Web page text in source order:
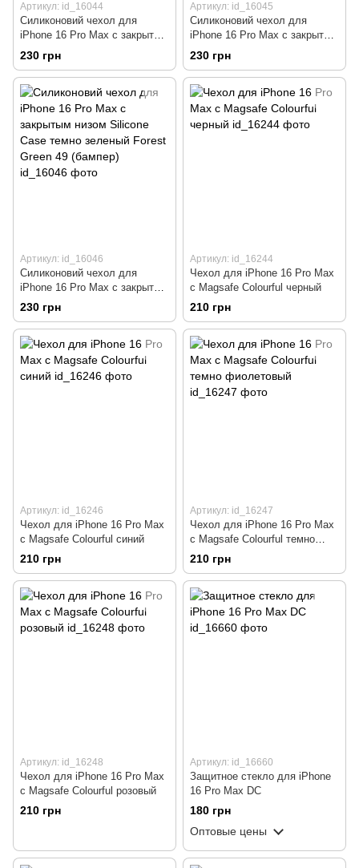
Артикул: id_16044
Силиконовий чехол для
iPhone 16 Pro Max с закрытым
низом Silicone Case
малиновый Rose Red 36
(бампер)
230 грн
Артикул: id_16045
Силиконовий чехол для
iPhone 16 Pro Max с закрытым
низом Silicone Case хаки Virid
48 (бампер)
230 грн
Артикул: id_16046
Силиконовий чехол для
iPhone 16 Pro Max с закрытым
низом Silicone Case темно
зеленый Forest Green 49
(бампер)
230 грн
Артикул: id_16244
Чехол для iPhone 16 Pro Max
с Magsafe Colourful черный
210 грн
Артикул: id_16246
Чехол для iPhone 16 Pro Max
с Magsafe Colourful синий
210 грн
Артикул: id_16247
Чехол для iPhone 16 Pro Max
с Magsafe Colourful темно
фиолетовый
210 грн
Артикул: id_16248
Чехол для iPhone 16 Pro Max
с Magsafe Colourful розовый
210 грн
Артикул: id_16660
Защитное стекло для iPhone
16 Pro Max DC
180 грн
Оптовые цены